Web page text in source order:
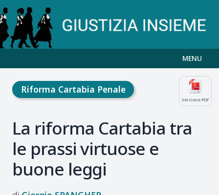
MENU
Versione PDF
Riforma Cartabia Penale
La riforma Cartabia tra
le prassi virtuose e
buone leggi